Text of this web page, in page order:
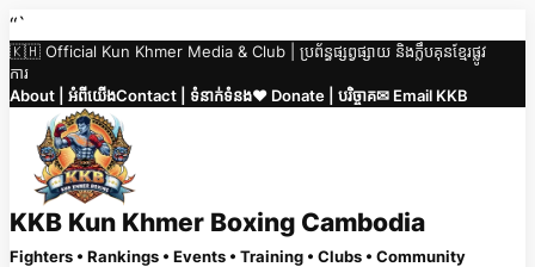
Skip
to
content
“`
🇰🇭 Official Kun Khmer Media & Club | ប្រព័ន្ធផ្សព្វផ្សាយ និងក្លឹបគុនខ្មែរផ្លូវ
ការ
About | អំពីយើងContact | ទំនាក់ទំនង❤️ Donate | បរិច្ចាគ✉ Email KKB
KKB Kun Khmer Boxing Cambodia
Fighters • Rankings • Events • Training • Clubs • Community